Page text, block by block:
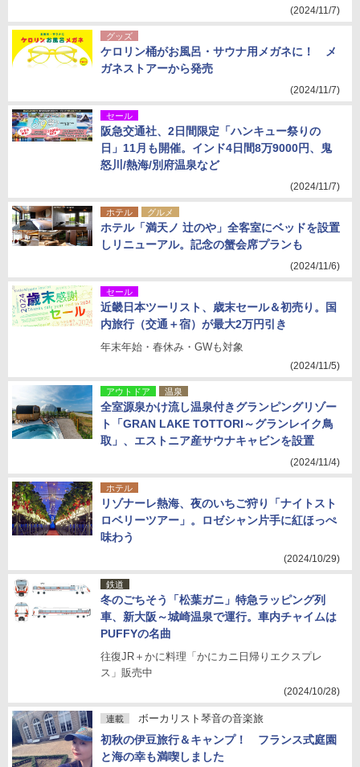
(2024/11/7)
グッズ
ケロリン桶がお風呂・サウナ用メガネに！ メ
ガネストアーから発売
(2024/11/7)
セール
阪急交通社、2日間限定「ハンキュー祭りの
日」11月も開催。インド4日間8万9000円、鬼
怒川/熱海/別府温泉など
(2024/11/7)
ホテル グルメ
ホテル「満天ノ 辻のや」全客室にベッドを設置
しリニューアル。記念の蟹会席プランも
(2024/11/6)
セール
近畿日本ツーリスト、歳末セール＆初売り。国
内旅行（交通＋宿）が最大2万円引き
年末年始・春休み・GWも対象
(2024/11/5)
アウトドア 温泉
全室源泉かけ流し温泉付きグランピングリゾー
ト「GRAN LAKE TOTTORI～グランレイク鳥
取」、エストニア産サウナキャビンを設置
(2024/11/4)
ホテル
リゾナーレ熱海、夜のいちご狩り「ナイトスト
ロベリーツアー」。ロゼシャン片手に紅ほっぺ
味わう
(2024/10/29)
鉄道
冬のごちそう「松葉ガニ」特急ラッピング列
車、新大阪～城崎温泉で運行。車内チャイムは
PUFFYの名曲
往復JR＋かに料理「かにカニ日帰りエクスプレ
ス」販売中
(2024/10/28)
連載 ボーカリスト琴音の音楽旅
初秋の伊豆旅行＆キャンプ！ フランス式庭園
と海の幸も満喫しました